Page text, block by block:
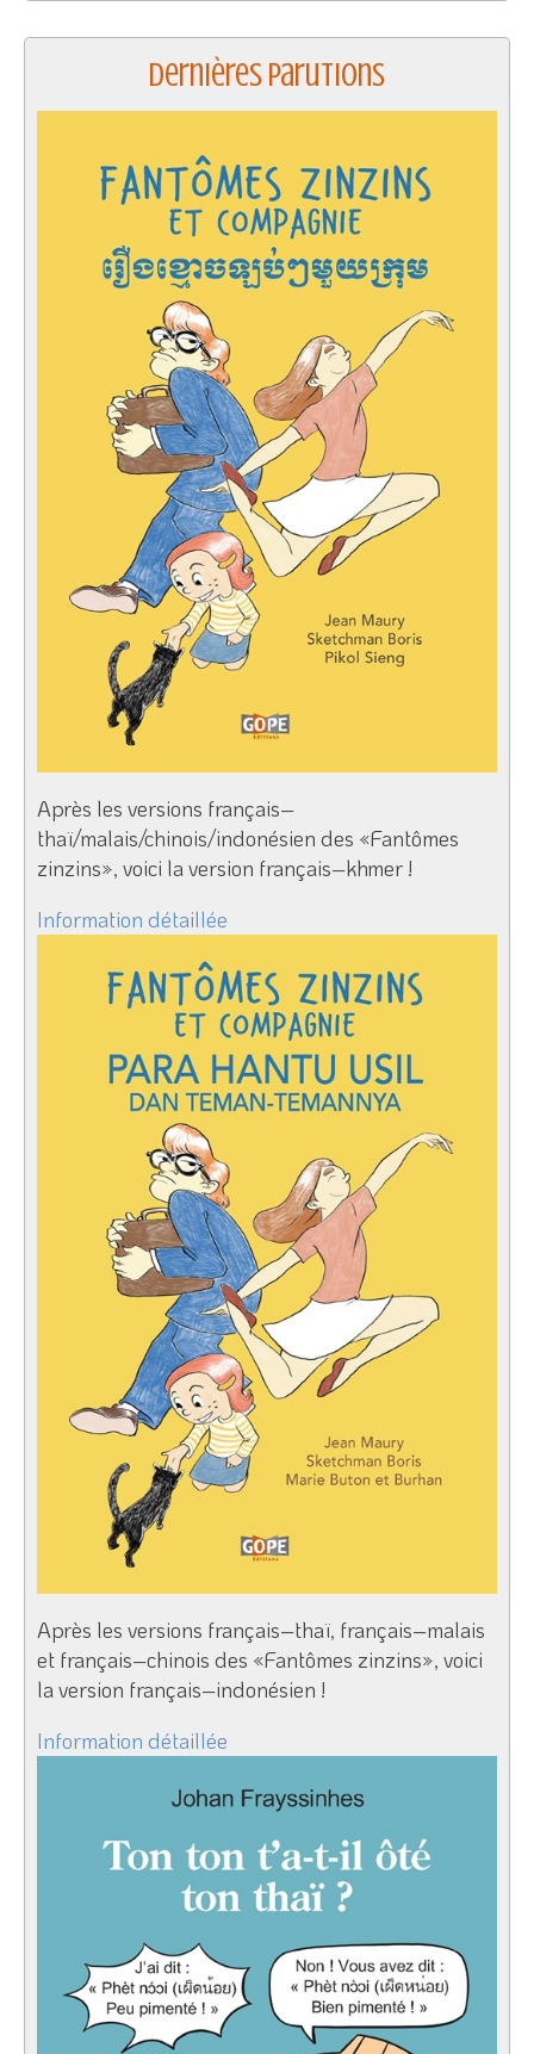
Dernières parutions
Après les versions français–
thaï/malais/chinois/indonésien des «Fantômes
zinzins», voici la version français–khmer !
Information détaillée
Après les versions français–thaï, français–malais
et français–chinois des «Fantômes zinzins», voici
la version français–indonésien !
Information détaillée